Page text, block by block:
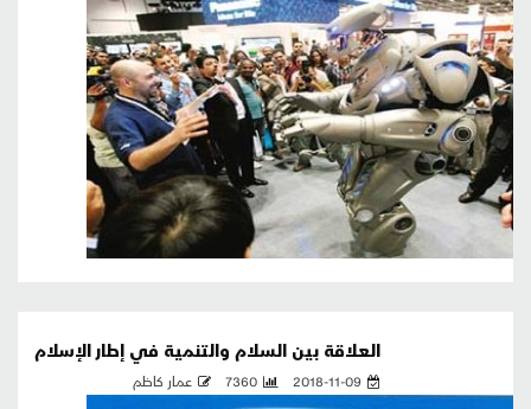
العلاقة بين السلام والتنمية في إطار الإسلام
2018-11-09
7360 عمار كاظم